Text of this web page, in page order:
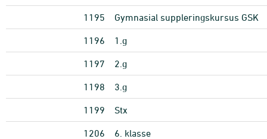
1195 Gymnasial suppleringskursus GSK
1196 1.g
1197 2.g
1198 3.g
1199 Stx
1206 6. klasse